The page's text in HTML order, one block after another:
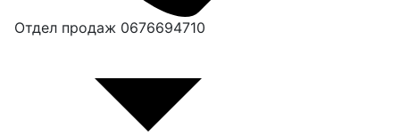
Отдел продаж 0676694710